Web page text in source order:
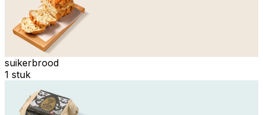
suikerbrood
1 stuk